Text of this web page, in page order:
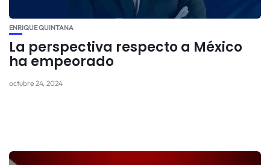
ENRIQUE QUINTANA
La perspectiva respecto a México
ha empeorado
octubre 24, 2024